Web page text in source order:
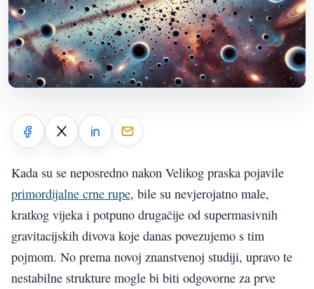
Kada su se neposredno nakon Velikog praska pojavile
primordijalne crne rupe, bile su nevjerojatno male,
kratkog vijeka i potpuno drugačije od supermasivnih
gravitacijskih divova koje danas povezujemo s tim
pojmom. No prema novoj znanstvenoj studiji, upravo te
nestabilne strukture mogle bi biti odgovorne za prve